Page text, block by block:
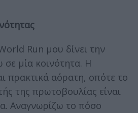
Run μου δίνει την
σε μία κοινότητα. Η
πρακτικά αόρατη, οπότε το
της πρωτοβουλίας είναι
Αναγνωρίζω το πόσο